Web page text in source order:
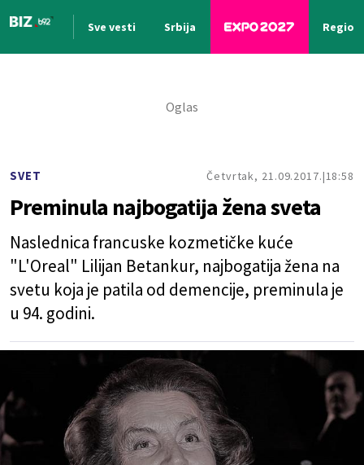
Sve vesti Srbija Region
SVET Četvrtak, 21.09.2017. 18:58
Preminula najbogatija žena sveta
Naslednica francuske kozmetičke kuće
"L'Oreal" Lilijan Betankur, najbogatija žena na
svetu koja je patila od demencije, preminula je
u 94. godini.